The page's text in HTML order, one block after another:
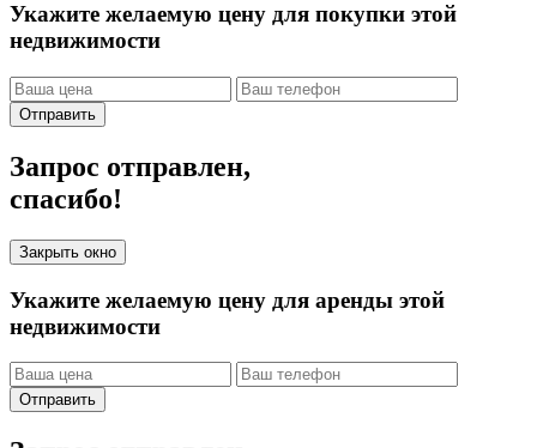
Укажите желаемую цену для покупки этой
недвижимости
Отправить
Запрос отправлен,
спасибо!
Закрыть окно
Укажите желаемую цену для аренды этой
недвижимости
Отправить